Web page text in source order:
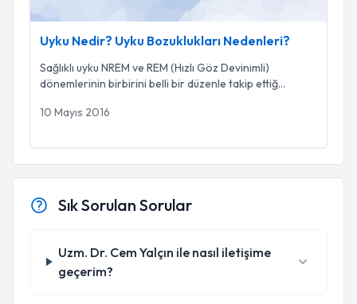
Uyku Nedir? Uyku Bozuklukları Nedenleri?
Sağlıklı uyku NREM ve REM (Hızlı Göz Devinimli)
dönemlerinin birbirini belli bir düzenle takip ettiğ...
10 Mayıs 2016
Sık Sorulan Sorular
Uzm. Dr. Cem Yalçın ile nasıl iletişime
geçerim?